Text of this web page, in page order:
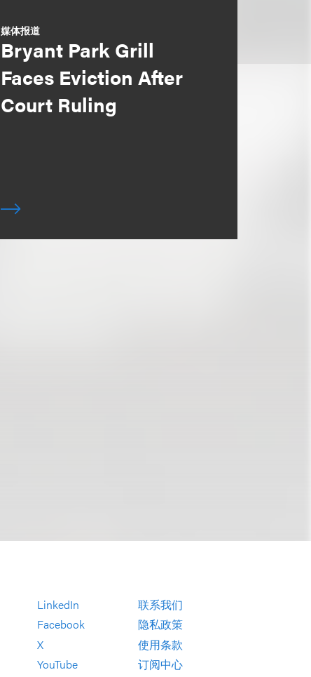
媒体报道
Bryant Park Grill
Faces Eviction After
Court Ruling
LinkedIn
Facebook
X
YouTube
联系我们
隐私政策
使用条款
订阅中心